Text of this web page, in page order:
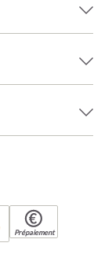
Prépaiement